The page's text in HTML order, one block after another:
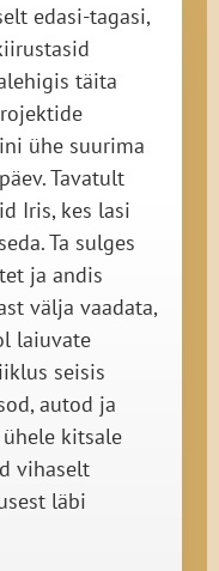
edasi-tagasi,
täita
ühe suurima
Tavatult
Iris, kes lasi
Ta sulges
ja andis
välja vaadata,
laiuvate
seisis
autod ja
kitsale
vihaselt
läbi